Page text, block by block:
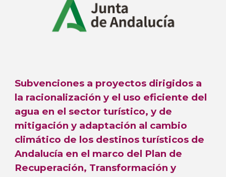
Subvenciones a proyectos dirigidos a
la racionalización y el uso eficiente del
agua en el sector turístico, y de
mitigación y adaptación al cambio
climático de los destinos turísticos de
Andalucía en el marco del Plan de
Recuperación, Transformación y